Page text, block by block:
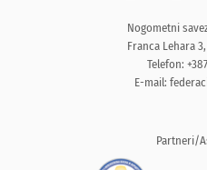
Nogometni
Franca Lehara
Telefon:
E-mail:
Partneri/